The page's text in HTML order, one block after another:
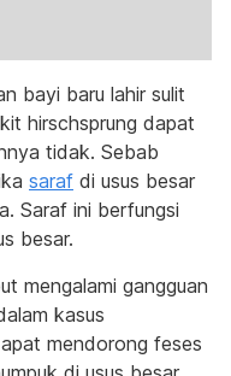
bayi baru lahir sulit
hirschsprung dapat
tidak. Sebab
saraf di usus besar
Saraf ini berfungsi
besar.
mengalami gangguan
kasus
mendorong feses